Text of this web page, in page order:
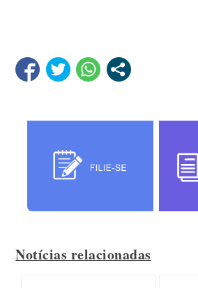
Notícias relacionadas